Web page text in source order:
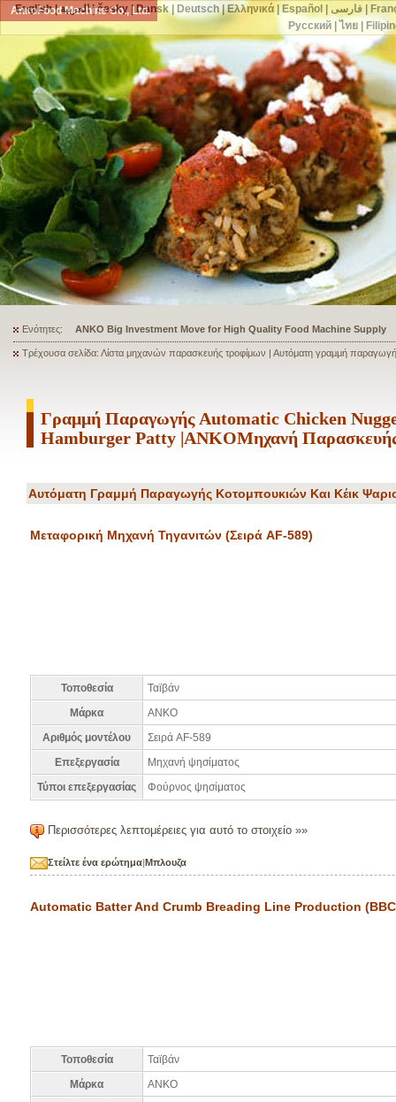
AnkoFood Machine Co., Ltd.
Ενότητες: ANKO's Food Processing Equipment Assists a Shoe Seller to Start
Τρέχουσα σελίδα: Λίστα μηχανών παρασκευής τροφίμων | Αυτόματη γραμμή
Γραμμή Παραγωγής Automatic Chicken
Hamburger Patty |ANKOΜηχανή
Αυτόματη Γραμμή Παραγωγής Κοτομπουκιών Και Κέικ
Μεταφορική Μηχανή Τηγανιτών (Σειρά AF-589)
Τοποθεσία
Ταϊβάν
Μάρκα
ANKO
Αριθμός μοντέλου
Σειρά AF-589
Επεξεργασία
Μηχανή ψησίματος
Τύποι επεξεργασίας
Φούρνος ψησίματος
Περισσότερες λεπτομέρειες για αυτό το στοιχείο »»
Στείλτε ένα ερώτημα|Μπλουζα
Automatic Batter And Crumb Breading Line Production
Τοποθεσία
Ταϊβάν
Μάρκα
ANKO
English|العربية|česky| Dansk| Deutsch|Ελληνικά|Español فارسی|
Русский| ไทย|